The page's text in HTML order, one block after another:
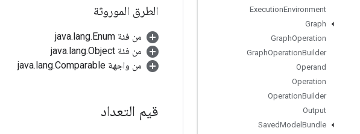
ExecutionEnvironment
Graph
GraphOperation
GraphOperationBuilder
Operand
Operation
OperationBuilder
Output
SavedModel Bundle
الطرق الموروثة
من فئة java.lang.Enum
من فئة java.lang.Object
من واجهة java.lang.Comparable
قيم التعداد